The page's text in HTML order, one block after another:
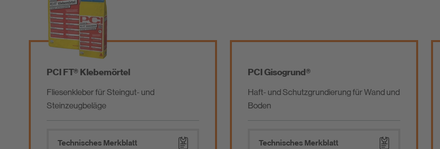
PCI FT® Klebemörtel
Fliesenkleber für Steingut- und
Steinzeugbeläge
Technisches Merkblatt
PCI Gisogrund®
Haft- und Schutzgrundierung für Wand und
Boden
Technisches Merkblatt